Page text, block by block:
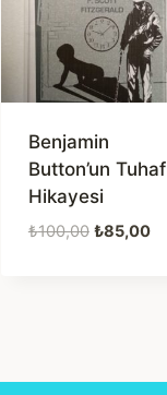
Benjamin
Button’un Tuhaf
Hikayesi
₺100,00 Orijinal
₺85,00Şu